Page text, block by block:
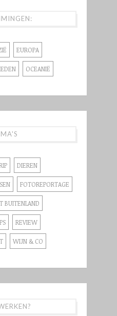
EUROPA
OCEANIË
DIEREN
FOTOREPORTAGE
BUITENLAND
REVIEW
WIJN & CO